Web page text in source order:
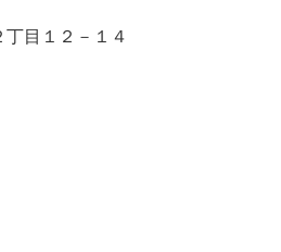
目１２－１４